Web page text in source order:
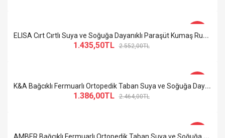
E
LISA Cırt Cırtlı Suya ve Soğuğa Dayanıklı Paraşüt Kumaş Rugan Kadın Bot BT Beyaz
1.435,50TL 2.552,00TL
K
&A Bağcıklı Fermuarlı Ortopedik Taban Suya ve Soğuğa Dayanıklı Topuklu Süet Kadın Bot ST Siyah
1.386,00TL 2.464,00TL
A
MBER Bağcıklı Fermuarlı Ortopedik Taban Suya ve Soğuğa Dayanıklı Cilt Kadın Spor Bot ST Siyah